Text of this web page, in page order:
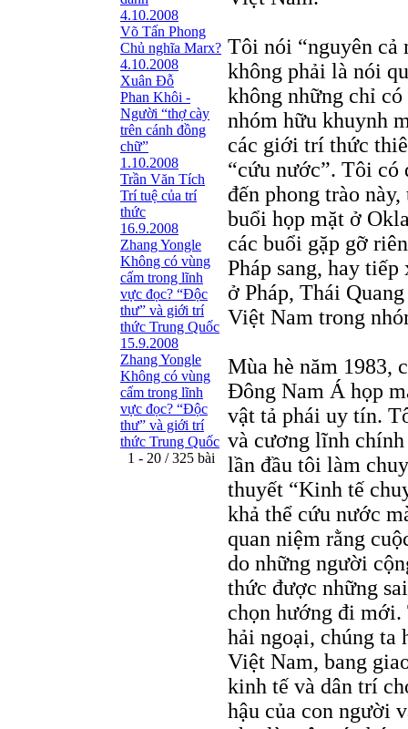
4.10.2008
Võ Tấn Phong
Chủ nghĩa Marx?
4.10.2008
Xuân Đỗ
Phan Khôi -
Người “thợ cày
trên cánh đồng
chữ”
1.10.2008
Trần Văn Tích
Trí tuệ của trí
thức
16.9.2008
Zhang Yongle
Không có vùng
cấm trong lĩnh
vực đọc? “Ðộc
thư” và giới trí
thức Trung Quốc
15.9.2008
Zhang Yongle
Không có vùng
cấm trong lĩnh
vực đọc? “Ðộc
thư” và giới trí
thức Trung Quốc
1 - 20 / 325 bài
Tôi nói “nguyên cả
không phải là nói
không những chỉ
nhóm hữu khuynh
các giới trí thức
“cứu nước”. Tôi có
đến phong trào
buổi họp mặt ở
các buổi gặp gỡ
Pháp sang, hay
ở Pháp, Thái
Việt Nam trong
Mùa hè năm 1983,
Đông Nam Á họp
vật tả phái uy tín.
và cương lĩnh
lần đầu tôi làm
thuyết “Kinh tế
khả thể cứu nước
quan niệm rằng
do những người
thức được những
chọn hướng đi
hải ngoại, chúng ta
Việt Nam, bang
kinh tế và dân trí
hậu của con người